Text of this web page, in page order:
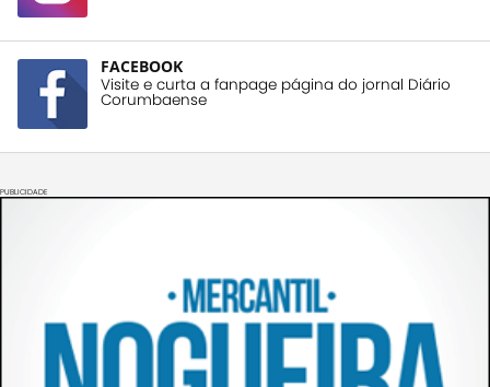
FACEBOOK
Visite e curta a fanpage página do jornal Diário
Corumbaense
PUBLICIDADE